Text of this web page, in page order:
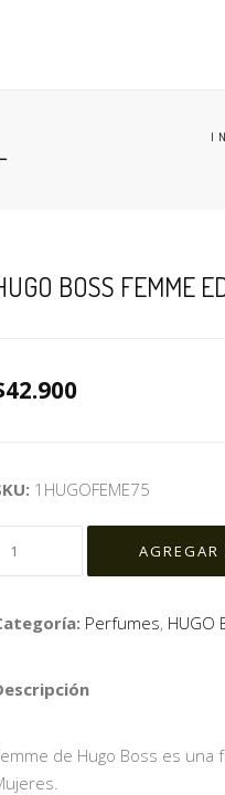
BOSS FEMME
1HUGOFEME75
Perfumes, HUGO
de Hugo Boss es una